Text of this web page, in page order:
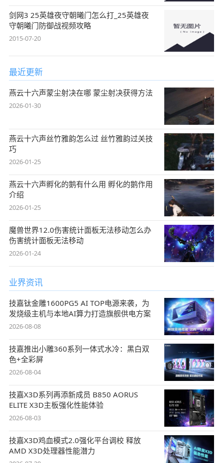
剑网3 25英雄夜守朝曦门怎么打_25英雄夜
守朝曦门防御战视频攻略
2015-07-20
最近更新
燕云十六声蒙尘射决在哪 蒙尘射决获得方法
2026-01-30
燕云十六声丝竹雅韵怎么过 丝竹雅韵过关技
巧
2026-01-25
燕云十六声孵化的鹅有什么用 孵化的鹅作用
介绍
2026-01-25
魔兽世界12.0伤害统计面板无法移动怎么办
伤害统计面板无法移动
2026-01-24
业界资讯
技嘉钛金雕1600PG5 AI TOP电源来袭，为
发烧级主机与本地AI算力打造旗舰供电方案
2026-08-08
技嘉推出小雕360系列一体式水冷：黑白双
色+全彩屏
2026-08-04
技嘉X3D系列再添新成员 B850 AORUS
ELITE X3D主板强化性能体验
2026-08-03
技嘉X3D鸡血模式2.0强化平台调校 释放
AMD X3D处理器性能潜力